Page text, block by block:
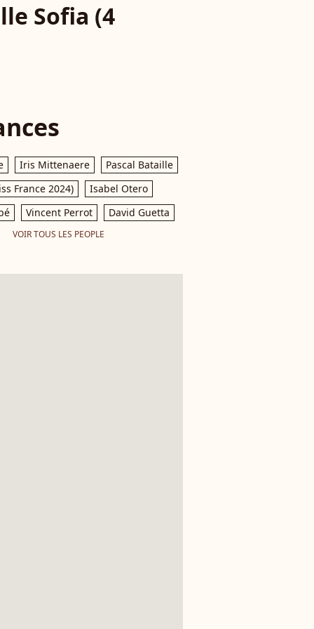
Sofia (4
Iris Mittenaere
Pascal Bataille
France 2024)
Isabel Otero
Vincent Perrot David Guetta
VOIR TOUS LES PEOPLE